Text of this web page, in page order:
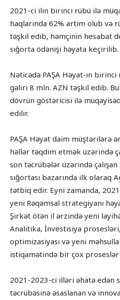
2021-ci ilin birinci rübü ilə
haqlarında 62% artım olub və
təşkil edib, həmçinin hesabat
sığorta ödənişi həyata keçirilib.
Nəticədə PAŞA Həyat-ın
gəliri 8 mln. AZN təşkil edib.
dövrün göstəricisi ilə
edilir.
PAŞA Həyat daim müştərilərə
həllər təqdim etmək üzərində
son təcrübələr üzərində
sığortası bazarında ilk olaraq
tətbiq edir. Eyni zamanda,
yeni Rəqəmsal strategiyanı
Şirkət ötən il ərzində yeni
Analitika, İnvestisiya
optimizasiyası və yeni
istiqamətində bir çox
2021-2023-ci illəri əhatə edən
təcrübəsinə əsaslanan və